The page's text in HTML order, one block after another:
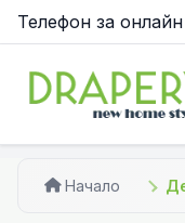
Телефон за
Начало